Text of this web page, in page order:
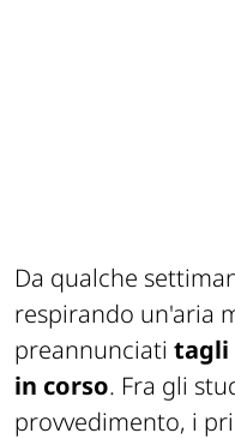
Da qualche
respirando un'aria
preannunciati tagli
in corso. Fra gli
provvedimento, i